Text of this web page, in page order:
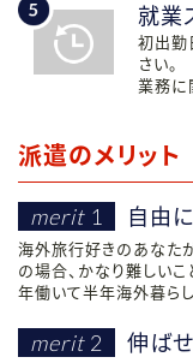
就業
初出勤
さい。
業務に
派遣のメリット
merit 1 自由
海外旅行好きのあなた
の場合、かなり難しい
年働いて半年海外暮ら
merit 2 伸ば